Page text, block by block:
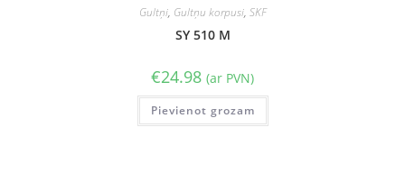
Gultņi, Gultņu korpusi, SKF
SY 510 M
€24.98 (ar PVN)
Pievienot grozam